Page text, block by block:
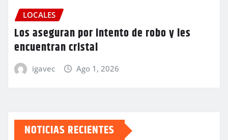
LOCALES
Los aseguran por intento de robo y les
encuentran cristal
igavec Ago 1, 2026
NOTICIAS RECIENTES